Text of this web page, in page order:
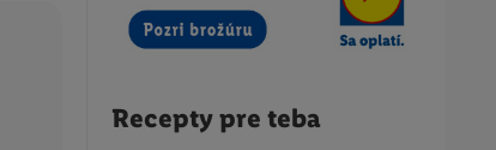
Recepty pre teba